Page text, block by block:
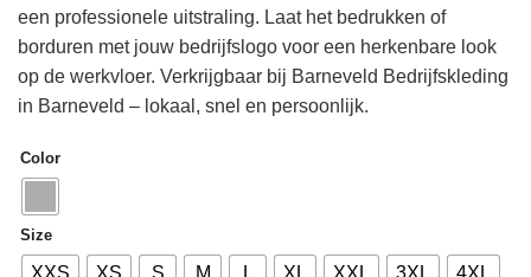
een professionele uitstraling. Laat het bedrukken of
borduren met jouw bedrijfslogo voor een herkenbare look
op de werkvloer. Verkrijgbaar bij Barneveld Bedrijfskleding
in Barneveld – lokaal, snel en persoonlijk.
Color
Size
XXS XS S M L XL XXL 3XL 4XL